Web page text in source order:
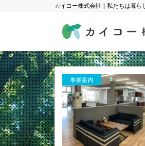
カイコー株式会社｜私たちは暮
事業案内